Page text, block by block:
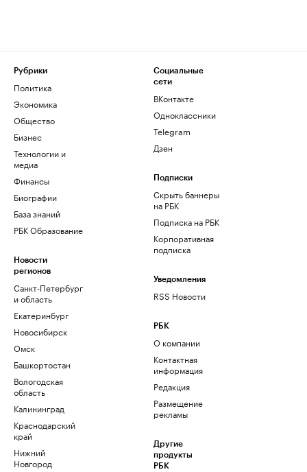
Рубрики
Политика
Экономика
Общество
Бизнес
Технологии и
медиа
Финансы
Биографии
База знаний
РБК Образование
Новости
регионов
Санкт-Петербург
и область
Екатеринбург
Новосибирск
Омск
Башкортостан
Вологодская
область
Калининград
Краснодарский
край
Нижний
Новгород
Социальные
сети
ВКонтакте
Одноклассники
Telegram
Дзен
Подписки
Скрыть баннеры
на РБК
Подписка на РБК
Корпоративная
подписка
Уведомления
RSS Новости
РБК
О компании
Контактная
информация
Редакция
Размещение
рекламы
Другие
продукты
РБК